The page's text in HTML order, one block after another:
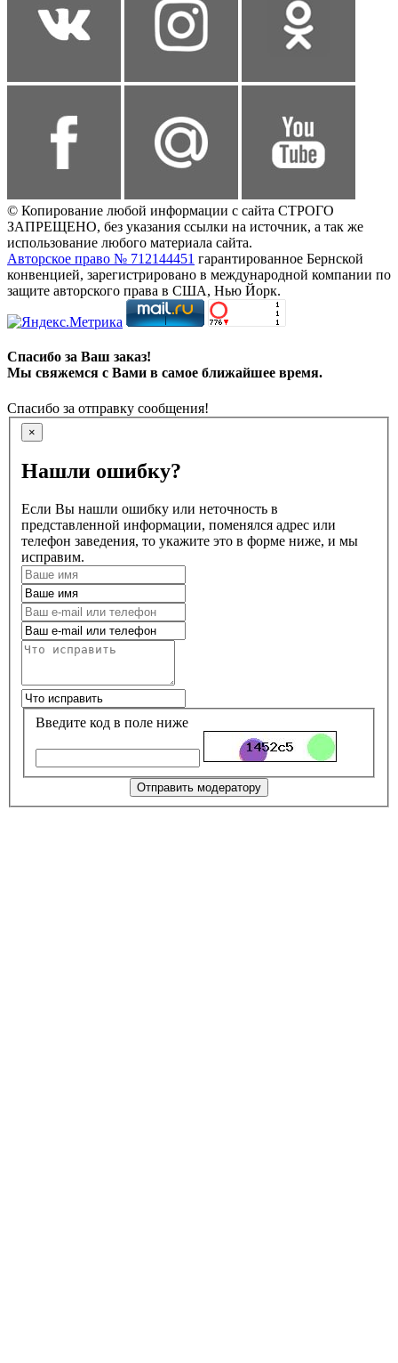
© Копирование любой информации с сайта СТРОГО
ЗАПРЕЩЕНО, без указания ссылки на источник, а так же
использование любого материала сайта.
Авторское право № 712144451 гарантированное Бернской
конвенцией, зарегистрировано в международной компании по
защите авторского права в США, Нью Йорк.
Спасибо за Ваш заказ!
Мы свяжемся с Вами в самое ближайшее время.
Спасибо за отправку сообщения!
×
Нашли ошибку?
Если Вы нашли ошибку или неточность в
представленной информации, поменялся адрес или
телефон заведения, то укажите это в форме ниже, и мы
исправим.
Введите код в поле ниже
Отправить модератору